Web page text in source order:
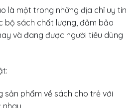
là một trong những địa chỉ uy tín
bộ sách chất lượng, đảm bảo
và đang được người tiêu dùng
sản phẩm về sách cho trẻ với
nhau